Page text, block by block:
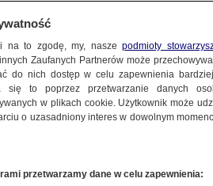
na to zgodę, my, naszepodmioty
innych Zaufanych Partnerów może
do nich dostęp w celu zapewnienia
się to poprzez przetwarzanie danych
w plikach cookie. Użytkownik może
o uzasadniony interes w dowolnym
przetwarzamy dane w celu zapewnienia: